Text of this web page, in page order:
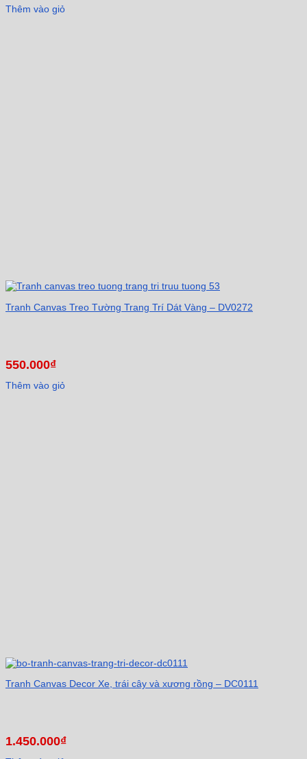
Thêm vào giỏ
Tranh Canvas Treo Tường Trang Trí Dát Vàng – DV0272
550.000₫
Thêm vào giỏ
Tranh Canvas Decor Xe, trái cây và xương rồng – DC0111
1.450.000₫